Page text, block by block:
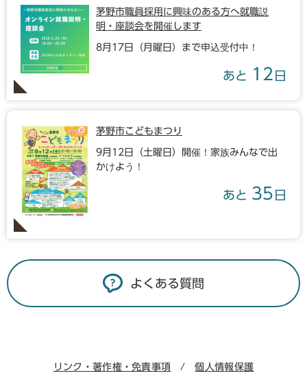
茅野市職員採用に興味のある方へ就職説
明・座談会を開催します
8月17日（月曜日）まで申込受付中！
あと 12 日
茅野市こどもまつり
9月12日（土曜日）開催！家族みんなで出
かけよう！
あと 35 日
よくある質問
リンク・著作権・免責事項 個人情報保護